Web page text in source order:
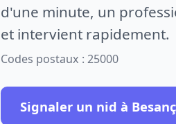
d'une minute, un
et intervient rapidement.
Codes postaux : 25000
Signaler un nid à